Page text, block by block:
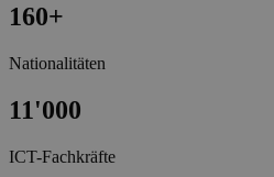
160+
Nationalitäten
11'000
ICT-Fachkräfte